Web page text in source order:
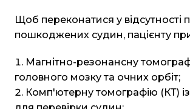
Щоб переконатися у відсутності
пошкоджених судин, пацієнту
Магнітно-резонансну
головного мозку та очних орбіт;
Комп'ютерну томографію (КТ)